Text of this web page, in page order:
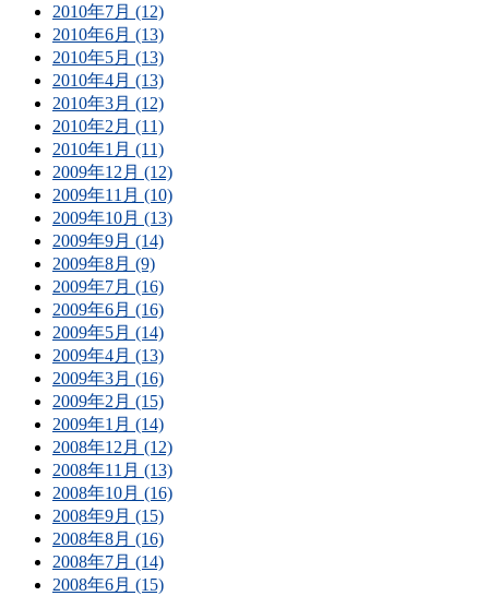
2010年7月 (12)
2010年6月 (13)
2010年5月 (13)
2010年4月 (13)
2010年3月 (12)
2010年2月 (11)
2010年1月 (11)
2009年12月 (12)
2009年11月 (10)
2009年10月 (13)
2009年9月 (14)
2009年8月 (9)
2009年7月 (16)
2009年6月 (16)
2009年5月 (14)
2009年4月 (13)
2009年3月 (16)
2009年2月 (15)
2009年1月 (14)
2008年12月 (12)
2008年11月 (13)
2008年10月 (16)
2008年9月 (15)
2008年8月 (16)
2008年7月 (14)
2008年6月 (15)